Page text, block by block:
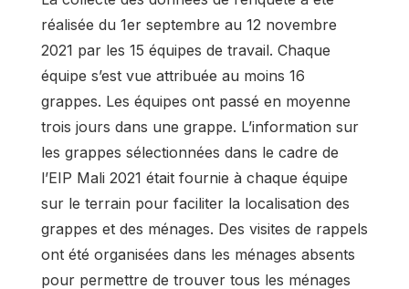
réalisée du 1er septembre au 12 novembre
2021 par les 15 équipes de travail. Chaque
équipe s’est vue attribuée au moins 16
grappes. Les équipes ont passé en moyenne
trois jours dans une grappe. L’information sur
les grappes sélectionnées dans le cadre de
l’EIP Mali 2021 était fournie à chaque équipe
sur le terrain pour faciliter la localisation des
grappes et des ménages. Des visites de rappels
ont été organisées dans les ménages absents
pour permettre de trouver tous les ménages